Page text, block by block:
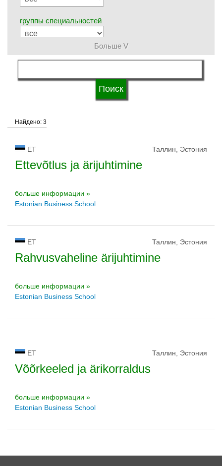
группы специальностей
язык обучения
Больше V
Найдено: 3
ET Таллин, Эстония
Ettevõtlus ja ärijuhtimine
больше информации »
Estonian Business School
ET Таллин, Эстония
Rahvusvaheline ärijuhtimine
больше информации »
Estonian Business School
ET Таллин, Эстония
Võõrkeeled ja ärikorraldus
больше информации »
Estonian Business School